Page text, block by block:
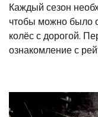
Каждый сезон
чтобы можно было
колёс с дорогой.
ознакомление с